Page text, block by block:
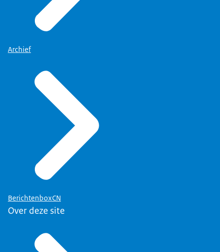
Archief
BerichtenboxCN
Over deze site